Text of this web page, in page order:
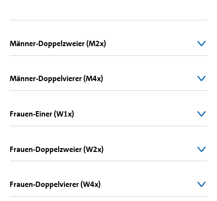
Männer-Doppelzweier (M2x)
Männer-Doppelvierer (M4x)
Frauen-Einer (W1x)
Frauen-Doppelzweier (W2x)
Frauen-Doppelvierer (W4x)